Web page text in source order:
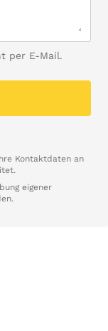
per E-Mail.
Kontaktdaten an
eigener